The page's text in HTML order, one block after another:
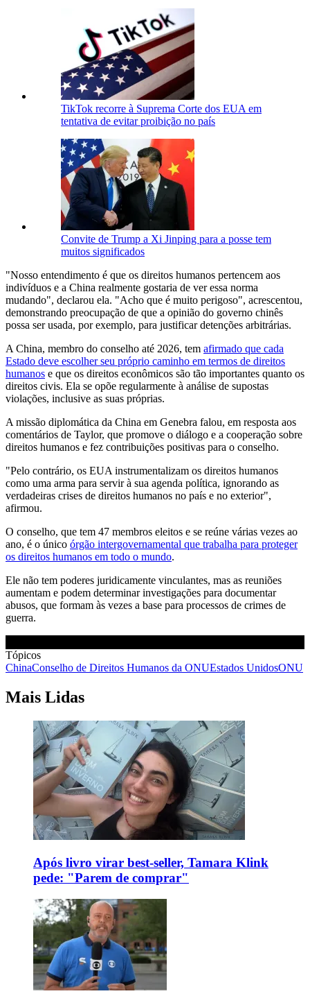
TikTok recorre à Suprema Corte dos EUA em
tentativa de evitar proibição no país
Convite de Trump a Xi Jinping para a posse tem
muitos significados
"Nosso entendimento é que os direitos humanos pertencem aos
indivíduos e a China realmente gostaria de ver essa norma
mudando", declarou ela. "Acho que é muito perigoso", acrescentou,
demonstrando preocupação de que a opinião do governo chinês
possa ser usada, por exemplo, para justificar detenções arbitrárias.
A China, membro do conselho até 2026, tem afirmado que cada
Estado deve escolher seu próprio caminho em termos de direitos
humanos e que os direitos econômicos são tão importantes quanto os
direitos civis. Ela se opõe regularmente à análise de supostas
violações, inclusive as suas próprias.
A missão diplomática da China em Genebra falou, em resposta aos
comentários de Taylor, que promove o diálogo e a cooperação sobre
direitos humanos e fez contribuições positivas para o conselho.
"Pelo contrário, os EUA instrumentalizam os direitos humanos
como uma arma para servir à sua agenda política, ignorando as
verdadeiras crises de direitos humanos no país e no exterior",
afirmou.
O conselho, que tem 47 membros eleitos e se reúne várias vezes ao
ano, é o único órgão intergovernamental que trabalha para proteger
os direitos humanos em todo o mundo.
Ele não tem poderes juridicamente vinculantes, mas as reuniões
aumentam e podem determinar investigações para documentar
abusos, que formam às vezes a base para processos de crimes de
guerra.
Tópicos
ChinaConselho de Direitos Humanos da ONUEstados UnidosONU
Mais Lidas
Após livro virar best-seller, Tamara Klink
pede: "Parem de comprar"